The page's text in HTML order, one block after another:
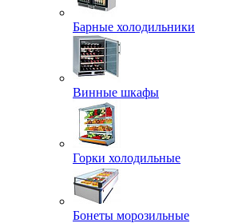
Барные холодильники
Винные шкафы
Горки холодильные
Бонеты морозильные